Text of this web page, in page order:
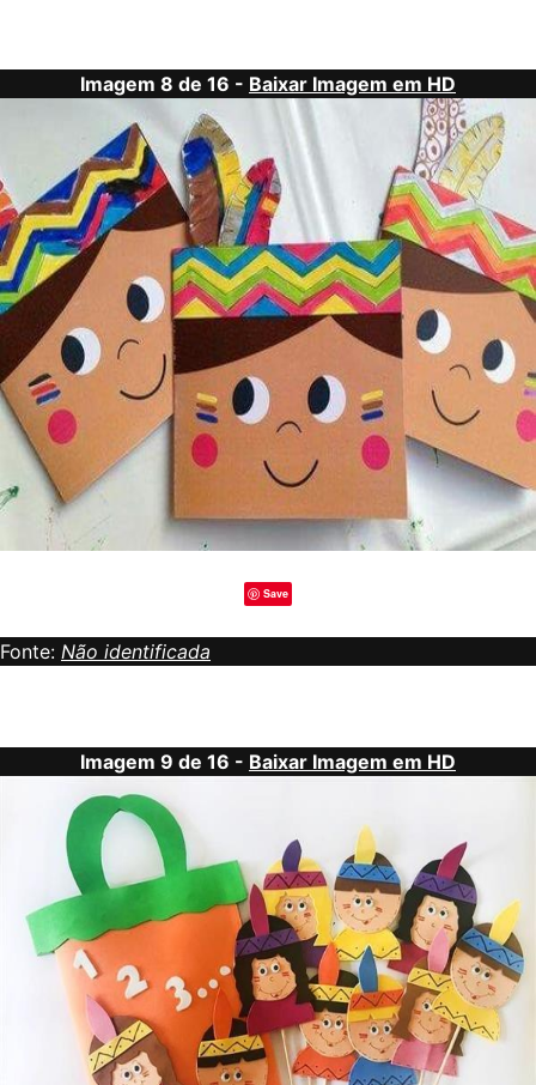
Imagem 8 de 16 - Baixar Imagem em HD
Save
Fonte: Não identificada
Imagem 9 de 16 - Baixar Imagem em HD